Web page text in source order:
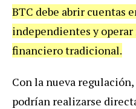
BTC debe abrir cuentas
independientes y
financiero tradicional.
Con la nueva
podrían realizarse